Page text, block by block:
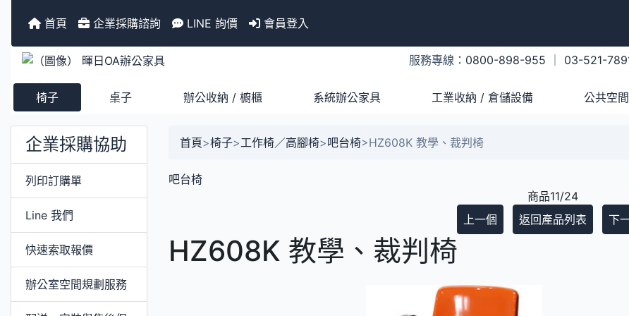
首頁 企業採購諮詢 LINE 詢價 會員登入
服務專線： 0800-898-955 03-521-
椅子 桌子 辦公收納 / 櫥櫃 系統辦公家具 工業收納 / 倉儲設備 公共空
企業採購協助
列印訂購單
Line 我們
快速索取報價
辦公室空間規劃服務
首頁>椅子>工作椅／高腳椅>吧台椅>HZ608K 教學、裁判椅
吧台椅
商品11/24
上一個
返回產品列表 下
HZ608K 教學、裁判椅